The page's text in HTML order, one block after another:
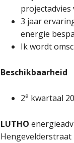
3 jaar
energie
Ik wordt
Beschikbaarheid
2e kwartaal
LUTHO
Hengevelderstraat